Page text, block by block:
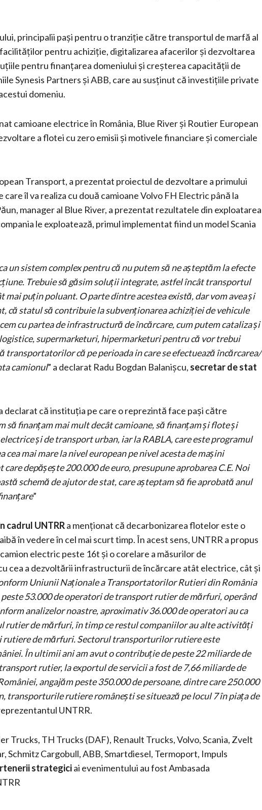
principalii pași pentru o tranziție către transportul de marfă al
pentru achiziție, digitalizarea afacerilor și dezvoltarea
pentru finanțarea domeniului și creșterea capacității de
Synesis Partners și ABB, care au susținut că investițiile private
domeniu.
camioane electrice în România, Blue River și Routier European
a flotei cu zero emisii și motivele financiare și comerciale
Transport, a prezentat proiectul de dezvoltare a primului
îl va realiza cu două camioane Volvo FH Electric până la
manager al Blue River, a prezentat rezultatele din exploatarea
le exploatează, primul implementat fiind un model Scania
un sistem complex pentru că nu putem să ne așteptăm la efecte
Trebuie să găsim soluții integrate, astfel încât transportul
puțin poluant. O parte dintre acestea există, dar vom avea și
că statul să contribuie la subvenționarea achiziției de vehicule
cu partea de infrastructură de încărcare, cum putem cataliza și
supermarketuri, hipermarketuri pentru că vor trebui
transportatorilor că pe perioada in care se efectuează încărcarea/
camionul” a declarat Radu Bogdan Balanișcu, secretar de stat
declarat că instituția pe care o reprezintă face pași către
să finanțam mai mult decât camioane, să finanțam și flote și
și de transport urban, iar la RABLA, care este programul
cea mai mare la nivel european pe nivel acesta de mașini
depășește 200.000 de euro, presupune aprobarea C.E. Noi
schemă de ajutor de stat, care așteptam să fie aprobată anul
”
cadrul UNTRRa menționat că decarbonizarea flotelor este o
în vedere în cel mai scurt timp. În acest sens, UNTRR a propus
electric peste 16t și o corelare a măsurilor de
cea a dezvoltării infrastructurii de încărcare atât electrice, cât și
UniuniiNaționalea Transportatorilor Rutieri din România
53.000 de operatori de transport rutier de mărfuri, operând
analizelor noastre, aproximativ 36.000 de operatori au ca
de mărfuri, în timp ce restul companiilor au alte activități
rutiere de mărfuri. Sectorul transporturilor rutiere este
În ultimii ani am avut o contribuție de peste 22 miliarde de
rutier, la exportul de servicii a fost de 7,66 miliarde de
angajăm peste 350.000 de persoane, dintre care 250.000
transporturile rutiere românești se situează pe locul 7 în piața de
UNTRR.
Trucks, TH Trucks (DAF), Renault Trucks, Volvo, Scania, Zvelt
Schmitz Cargobull, ABB, Smartdiesel, Termoport, Impuls
strategiciai evenimentului au fost Ambasada